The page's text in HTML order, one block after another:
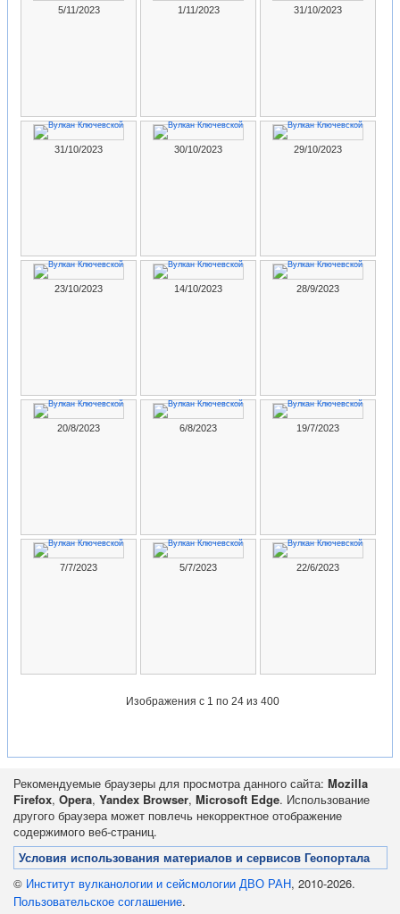
5/11/2023 1/11/2023 31/10/2023
31/10/2023 30/10/2023 29/10/2023
23/10/2023 14/10/2023 28/9/2023
20/8/2023 6/8/2023 19/7/2023
7/7/2023 5/7/2023 22/6/2023
Изображения с 1 по 24 из 400
Рекомендуемые браузеры для просмотра данного сайта: Mozilla
Firefox, Opera, Yandex Browser, Microsoft Edge. Использование
другого браузера может повлечь некорректное отображение
содержимого веб-страниц.
Условия использования материалов и сервисов Геопортала
© Институт вулканологии и сейсмологии ДВО РАН, 2010-2026.
Пользовательское соглашение.